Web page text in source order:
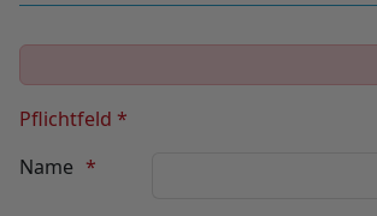
Pflichtfeld *
Name